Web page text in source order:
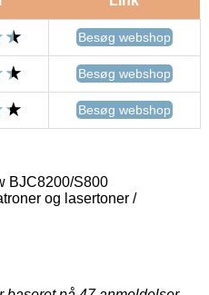
Besøg webshop
Besøg webshop
Besøg webshop
BJC8200/S800
og lasertoner /